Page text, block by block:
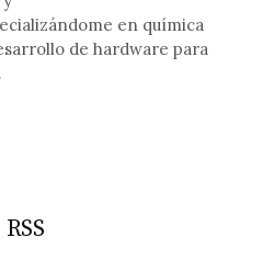
en química
de hardware para